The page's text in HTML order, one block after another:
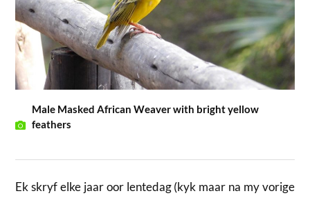
Male Masked African Weaver with bright yellow
feathers
Ek skryf elke jaar oor lentedag (kyk maar na my vorige